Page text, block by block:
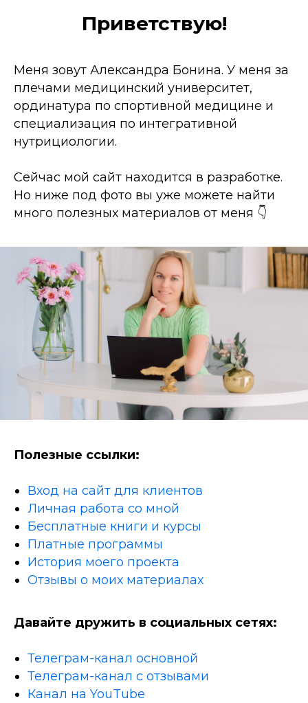
Приветствую!
Меня зовут Александра Бонина. У меня за
плечами медицинский университет,
ординатура по спортивной медицине и
специализация по интегративной
нутрициологии.
Сейчас мой сайт находится в разработке.
Но ниже под фото вы уже можете найти
много полезных материалов от меня 👇
Полезные ссылки:
Вход на сайт для клиентов
Личная работа со мной
Бесплатные книги и курсы
Платные программы
История моего проекта
Отзывы о моих материалах
Давайте дружить в социальных сетях:
Телеграм-канал основной
Телеграм-канал с отзывами
Канал на YouTube